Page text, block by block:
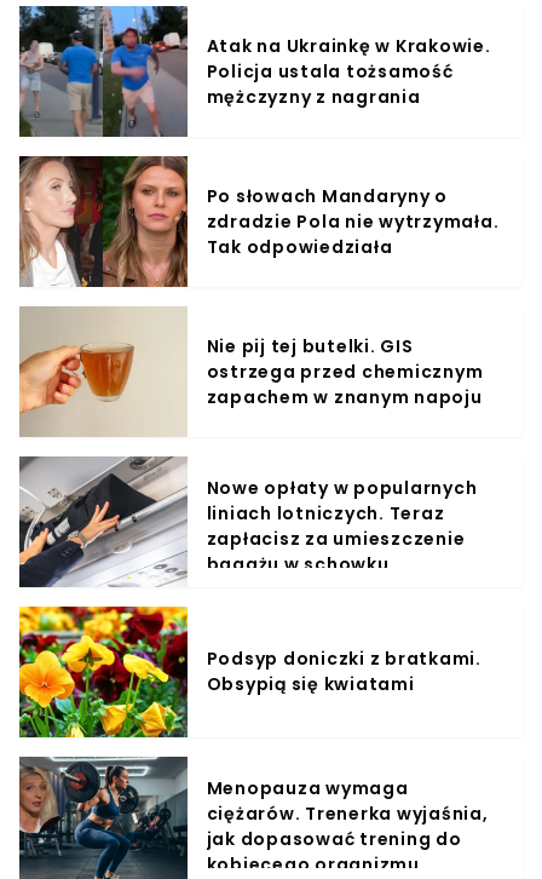
Atak na Ukrainkę w Krakowie.
Policja ustala tożsamość
mężczyzny z nagrania
Po słowach Mandaryny o
zdradzie Pola nie wytrzymała.
Tak odpowiedziała
Nie pij tej butelki. GIS
ostrzega przed chemicznym
zapachem w znanym napoju
Nowe opłaty w popularnych
liniach lotniczych. Teraz
zapłacisz za umieszczenie
bagażu w schowku
Podsyp doniczki z bratkami.
Obsypią się kwiatami
Menopauza wymaga
ciężarów. Trenerka wyjaśnia,
jak dopasować trening do
kobiecego organizmu